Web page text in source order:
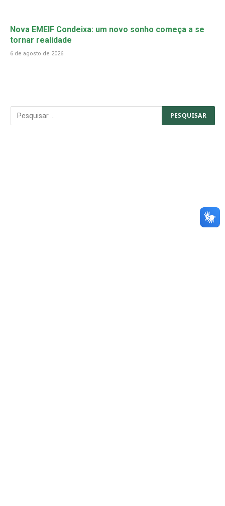
Nova EMEIF Condeixa: um novo sonho começa a se
tornar realidade
6 de agosto de 2026